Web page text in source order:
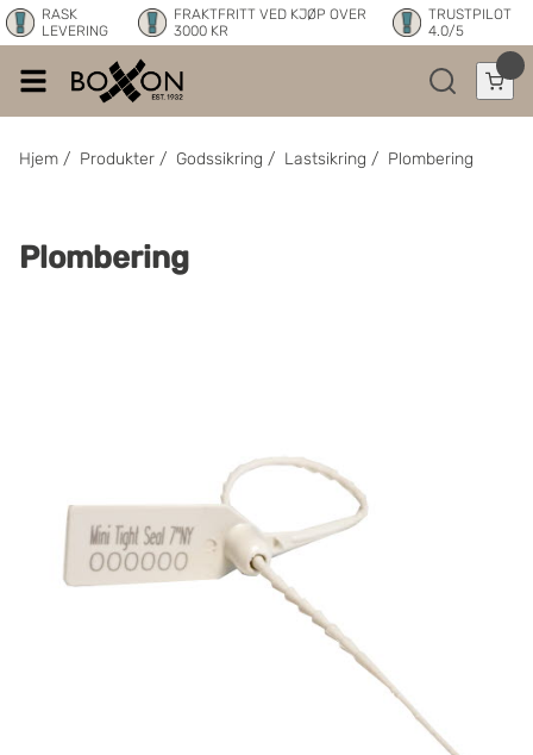
RASK
LEVERING
FRAKTFRITT VED KJØP OVER
3000 KR
TRUSTPILOT
4.0/5
Hjem / Produkter / Godssikring / Lastsikring / Plombering
Plombering